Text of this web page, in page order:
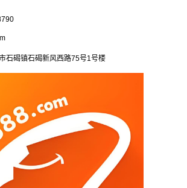
石碣镇石碣新风西路75号1号楼